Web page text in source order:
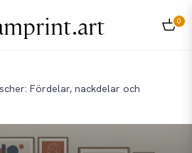
0
Fördelar, nackdelar och